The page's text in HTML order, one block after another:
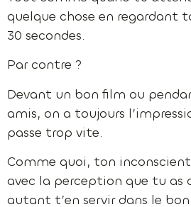
quelque chose en regardant
30 secondes.
Par contre ?
Devant un bon film ou
amis, on a toujours
passe trop vite.
Comme quoi, ton
avec la perception que tu as
autant t’en servir dans le bon